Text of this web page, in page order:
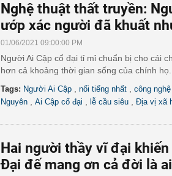
Nghệ thuật thất truyền:
ướp xác người đã khuất
01/06/2021 09:00:00 PM
Người Ai Cập cổ đại tỉ mỉ chuẩn bị cho cái
hơn cả khoảng thời gian sống của chính họ.
Tags: Người Ai Cập nổi tiếng nhất công
Nguyên
Ai Cập cổ đại lễ cầu siêu Địa vị xã
Hai người thầy vĩ đại
Đại đế mang ơn cả đời là